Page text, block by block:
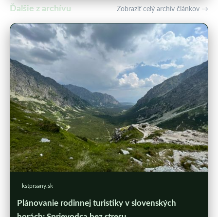
Ďalšie z archívu Zobraziť celý archív článkov →
kstprsany.sk
Plánovanie rodinnej turistiky v slovenských